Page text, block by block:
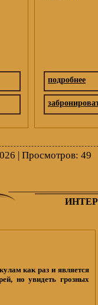
подробнее
| Просмотров: 49
как раз и является
но увидеть грозных